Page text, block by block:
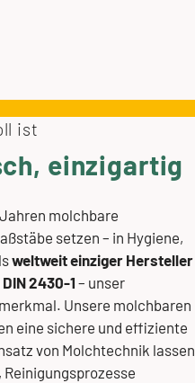
ist
einzigartig
molchbare
setzen – in Hygiene,
weltweit einziger Hersteller
DIN 2430-1 – unser
Unsere molchbaren
eine sichere und effiziente
von Molchtechnik lassen